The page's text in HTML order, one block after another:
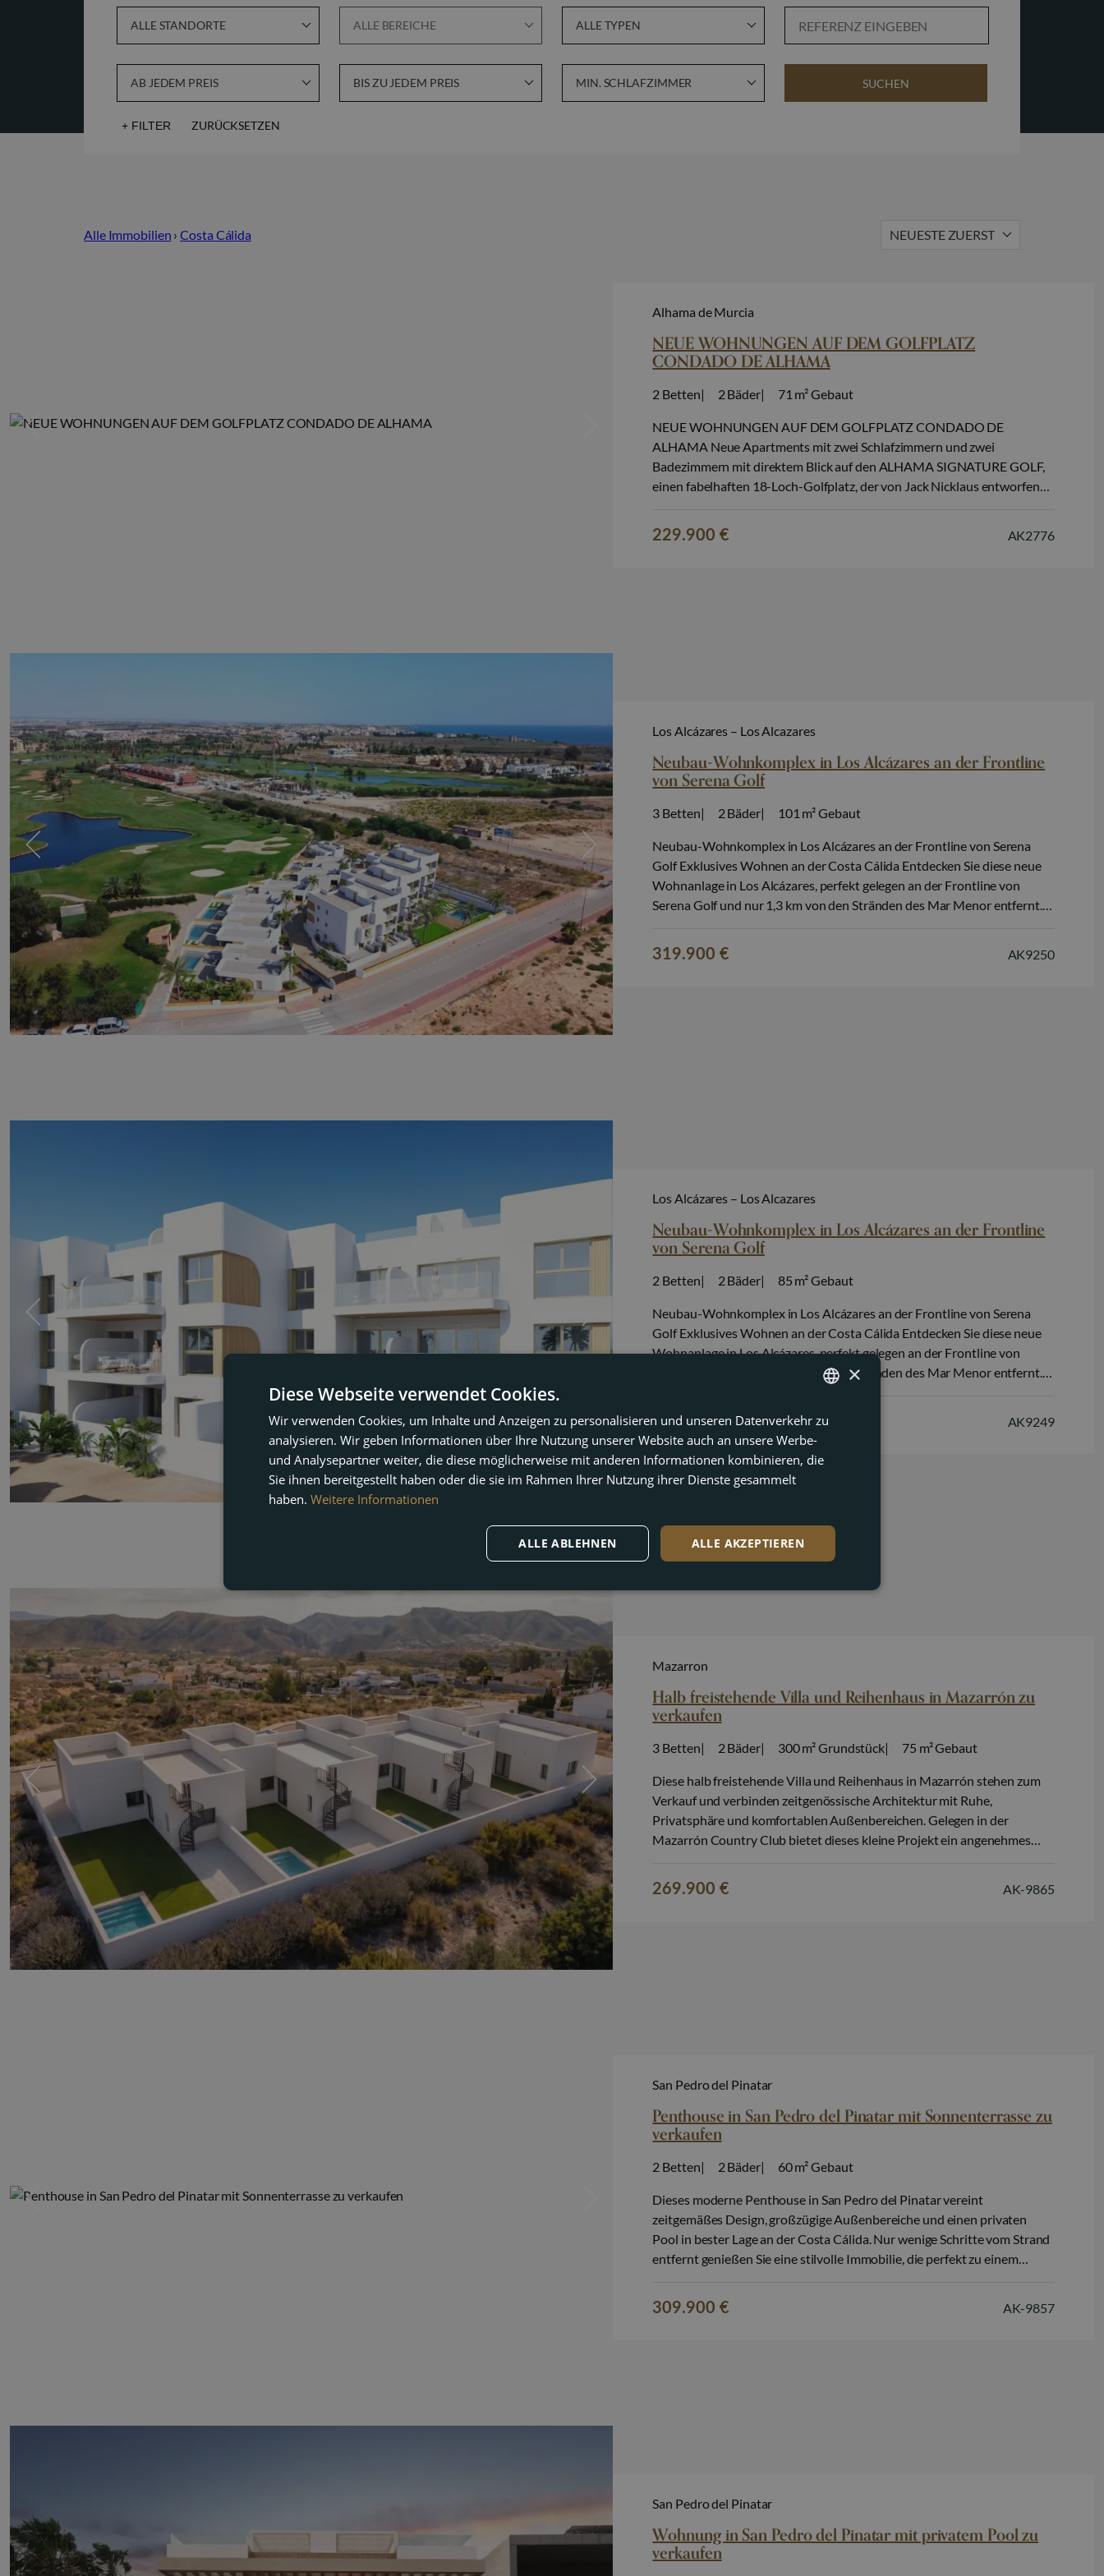
ALLE STANDORTE ALLE BEREICHE ALLE TYPEN
AB JEDEM PREIS BIS ZU JEDEM PREIS MIN. SCHLAFZIMMER SUCHEN
+ FILTER ZURÜCKSETZEN
Alle Immobilien ›Costa Cálida NEUESTE ZUERST
Alhama de Murcia
NEUE WOHNUNGEN AUF DEM GOLFPLATZ
CONDADO DE ALHAMA
2 Betten 2 Bäder 71 m²Gebaut
NEUE WOHNUNGEN AUF DEM GOLFPLATZ CONDADO DE
ALHAMA Neue Apartments mit zwei Schlafzimmern und zwei
Badezimmern mit direktem Blick auf den ALHAMA SIGNATURE GOLF,
einen fabelhaften 18-Loch-Golfplatz, der von Jack Nicklaus entworfen
vielen Einrichtungen und Dienstleistungen. Ein Einkaufszentrum, ein
Sportzentrum, eine Reihe von Bars und Restaurants,…
229.900 € AK2776
Los Alcázares – Los Alcazares
Neubau-Wohnkomplex in Los Alcázares an der Frontline
von Serena Golf
3 Betten 2 Bäder 101 m²Gebaut
Neubau-Wohnkomplex in Los Alcázares an der Frontline von Serena
Golf Exklusives Wohnen an der Costa Cálida Entdecken Sie diese neue
Wohnanlage in Los Alcázares, perfekt gelegen an der Frontline von
Serena Golf und nur 1,3 km von den Stränden des Mar Menor entfernt.
Architektur, Komfort…
319.900 € AK9250
Los Alcázares – Los Alcazares
Neubau-Wohnkomplex in Los Alcázares an der Frontline
von Serena Golf
2 Betten 2 Bäder 85 m²Gebaut
Neubau-Wohnkomplex in Los Alcázares an der Frontline von Serena
Golf Exklusives Wohnen an der Costa Cálida Entdecken Sie diese neue
Wohnanlage in Los Alcázares, perfekt gelegen an der Frontline von
Serena Golf und nur 1,3 km von den Stränden des Mar Menor entfernt.
Architektur, Komfort…
279.900 € AK9249
Mazarron
Halb freistehende Villa und Reihenhaus in Mazarrón zu
verkaufen
3 Betten 2 Bäder 300 m²Grundstück 75 m²Gebaut
Diese halb freistehende Villa und Reihenhaus in Mazarrón stehen zum
Verkauf und verbinden zeitgenössische Architektur mit Ruhe,
Privatsphäre und komfortablen Außenbereichen. Gelegen in der
Mazarrón Country Club bietet dieses kleine Projekt ein angenehmes
zusammenkommen. Das Projekt besteht aus halb freistehenden Villen
und Reihenhäusern, die alle ebenerdig mit…
269.900 € AK-9865
San Pedro del Pinatar
Penthouse in San Pedro del Pinatar mit Sonnenterrasse zu
verkaufen
2 Betten 2 Bäder 60 m²Gebaut
Dieses moderne Penthouse in San Pedro del Pinatar vereint
zeitgemäßes Design, großzügige Außenbereiche und einen privaten
Pool in bester Lage an der Costa Cálida. Nur wenige Schritte vom Strand
entfernt genießen Sie eine stilvolle Immobilie, die perfekt zu einem
als auch als Zweitwohnsitz in Spanien. Die Immobilie…
309.900 € AK-9857
San Pedro del Pinatar
Wohnung in San Pedro del Pinatar mit privatem Pool zu
verkaufen
ENGLISH
FRENCH
×
Diese Webseite verwendet Cookies.
Wir verwenden Cookies, um Inhalte und Anzeigen zu personalisieren und unseren Datenverkehr zu
analysieren. Wir geben Informationen über Ihre Nutzung unserer Website auch an unsere Werbe-
und Analysepartner weiter, die diese möglicherweise mit anderen Informationen kombinieren, die
Sie ihnen bereitgestellt haben oder die sie im Rahmen Ihrer Nutzung ihrer Dienste gesammelt
haben. Weitere Informationen
ALLE AKZEPTIEREN
ALLE ABLEHNEN